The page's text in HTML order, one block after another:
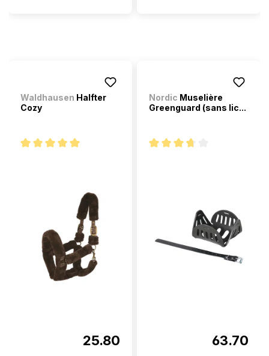
Waldhausen Halfter
Cozy
25.80
Nordic Muselière
Greenguard (sans lic...
63.70